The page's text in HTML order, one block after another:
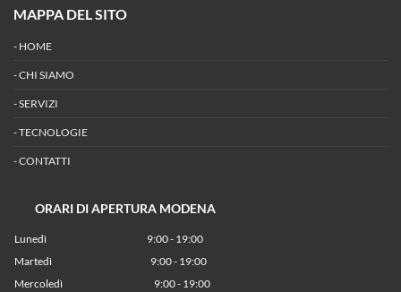
MAPPA DEL SITO
- HOME
-CHI SIAMO
-SERVIZI
-TECNOLOGIE
-CONTATTI
ORARI DI APERTURA MODENA
Lunedì 9:00 - 19:00
Martedì 9:00 - 19:00
Mercoledì 9:00 - 19:00